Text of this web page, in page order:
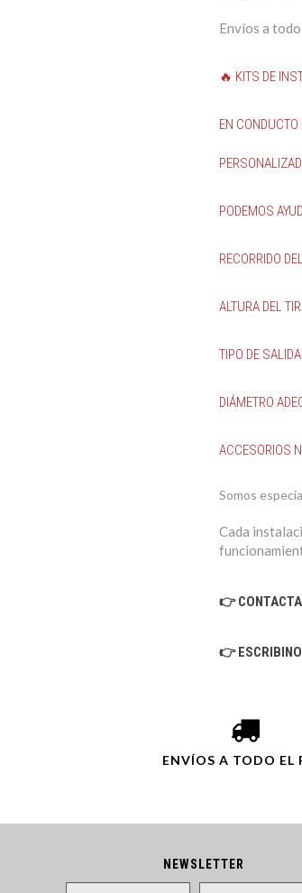
Envíos a
🔥 KITS DE
EN
PODEMOS
RECORRIDO
ALTURA DEL
TIPO DE SALIDA
DIÁMETRO
ACCESORIOS
Somos
Cada
👉
👉
ENVÍOS A TODO EL
NEWSLETTER